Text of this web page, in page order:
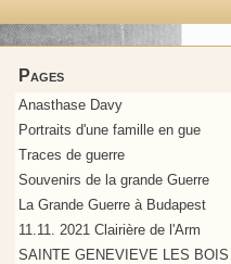
Pages
Anasthase Davy
Portraits d'une famille en gue
Traces de guerre
Souvenirs de la grande Guerre
La Grande Guerre à Budapest
11.11. 2021 Clairière de l'Arm
SAINTE GENEVIEVE LES BOIS